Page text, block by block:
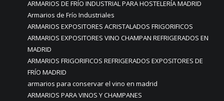
ARMARIOS DE FRÍO INDUSTRIAL PARA HOSTELERÍA MADRID
Armarios de Frío Industriales
ARMARIOS EXPOSITORES ACRISTALADOS FRIGORIFICOS
ARMARIOS EXPOSITORES VINO CHAMPAN REFRIGERADOS EN
MADRID
ARMARIOS FRIGORIFICOS REFRIGERADOS EXPOSITORES DE
FRÍO MADRID
armarios para conservar el vino en madrid
ARMARIOS PARA VINOS Y CHAMPANES